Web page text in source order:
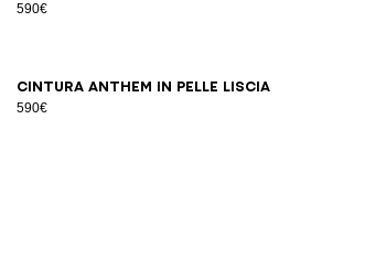
590€
Cintura Anthem in pelle liscia
590€
657075 8085 9095